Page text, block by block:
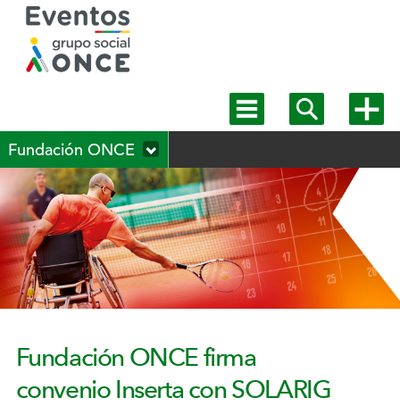
Mostrar
menú
Mostrar
buscadormás
Fundación ONCE
Fundación ONCE firma
convenio Inserta con SOLARIG